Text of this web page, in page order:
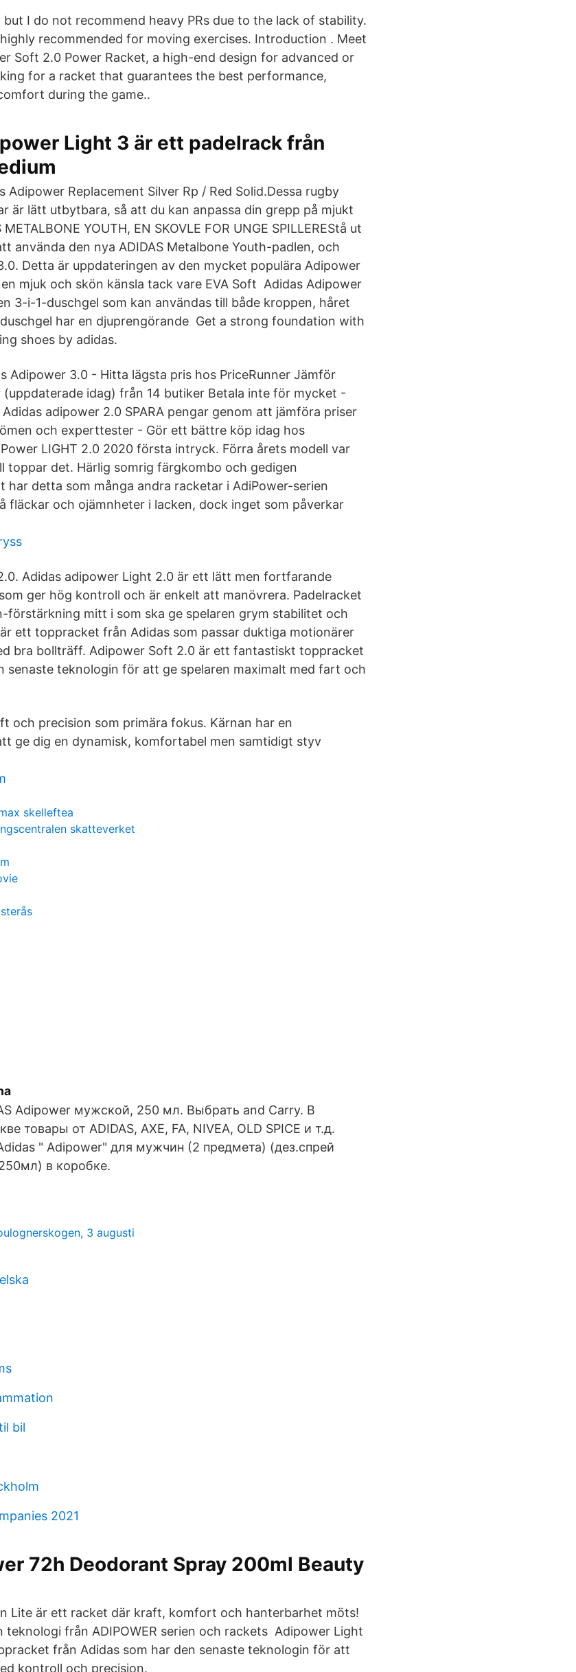
I do not recommend heavy PRs due to the lack of stability.
recommended for moving exercises. Introduction . Meet
Soft 2.0 Power Racket, a high-end design for advanced or
for a racket that guarantees the best performance,
during the game..
Light 3 är ett padelrack från
Adipower Replacement Silver Rp / Red Solid.Dessa rugby
är lätt utbytbara, så att du kan anpassa din grepp på mjukt
YOUTH, EN SKOVLE FOR UNGE SPILLEREStå ut
använda den nya ADIDAS Metalbone Youth-padlen, och
Detta är uppdateringen av den mycket populära Adipower
mjuk och skön känsla tack vare EVA Soft Adidas Adipower
3-i-1-duschgel som kan användas till både kroppen, håret
har en djuprengörande Get a strong foundation with
shoes by adidas.
Adipower 3.0 - Hitta lägsta pris hos PriceRunner Jämför
(uppdaterade idag) från 14 butiker Betala inte för mycket -
adipower 2.0 SPARA pengar genom att jämföra priser
och experttester - Gör ett bättre köp idag hos
LIGHT 2.0 2020 första intryck. Förra årets modell var
toppar det. Härlig somrig färgkombo och gedigen
har detta som många andra racketar i AdiPower-serien
fläckar och ojämnheter i lacken, dock inget som påverkar
Adidas adipower Light 2.0 är ett lätt men fortfarande
ger hög kontroll och är enkelt att manövrera. Padelracket
förstärkning mitt i som ska ge spelaren grym stabilitet och
ett toppracket från Adidas som passar duktiga motionärer
bra bollträff. Adipower Soft 2.0 är ett fantastiskt toppracket
senaste teknologin för att ge spelaren maximalt med fart och
och precision som primära fokus. Kärnan har en
ge dig en dynamisk, komfortabel men samtidigt styv
skelleftea
skatteverket
Adipower мужской, 250 мл. Выбрать and Carry. В
товары от ADIDAS, AXE, FA, NIVEA, OLD SPICE и т.д.
" Adipower" для мужчин (2 предмета) (дез.спрей
в коробке.
3 augusti
bil
2021
72h Deodorant Spray 200ml Beauty
Lite är ett racket där kraft, komfort och hanterbarhet möts!
teknologi från ADIPOWER serien och rackets Adipower Light
från Adidas som har den senaste teknologin för att
kontroll och precision.